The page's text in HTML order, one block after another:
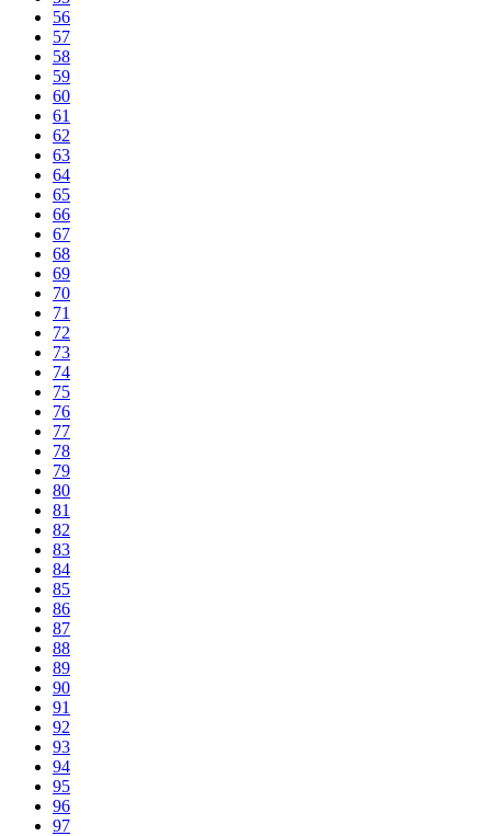
56
57
58
59
60
61
62
63
64
65
66
67
68
69
70
71
72
73
74
75
76
77
78
79
80
81
82
83
84
85
86
87
88
89
90
91
92
93
94
95
96
97